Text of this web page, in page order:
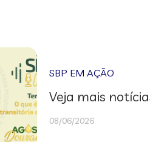
SBP EM AÇÃO
Veja mais
08/06/2026